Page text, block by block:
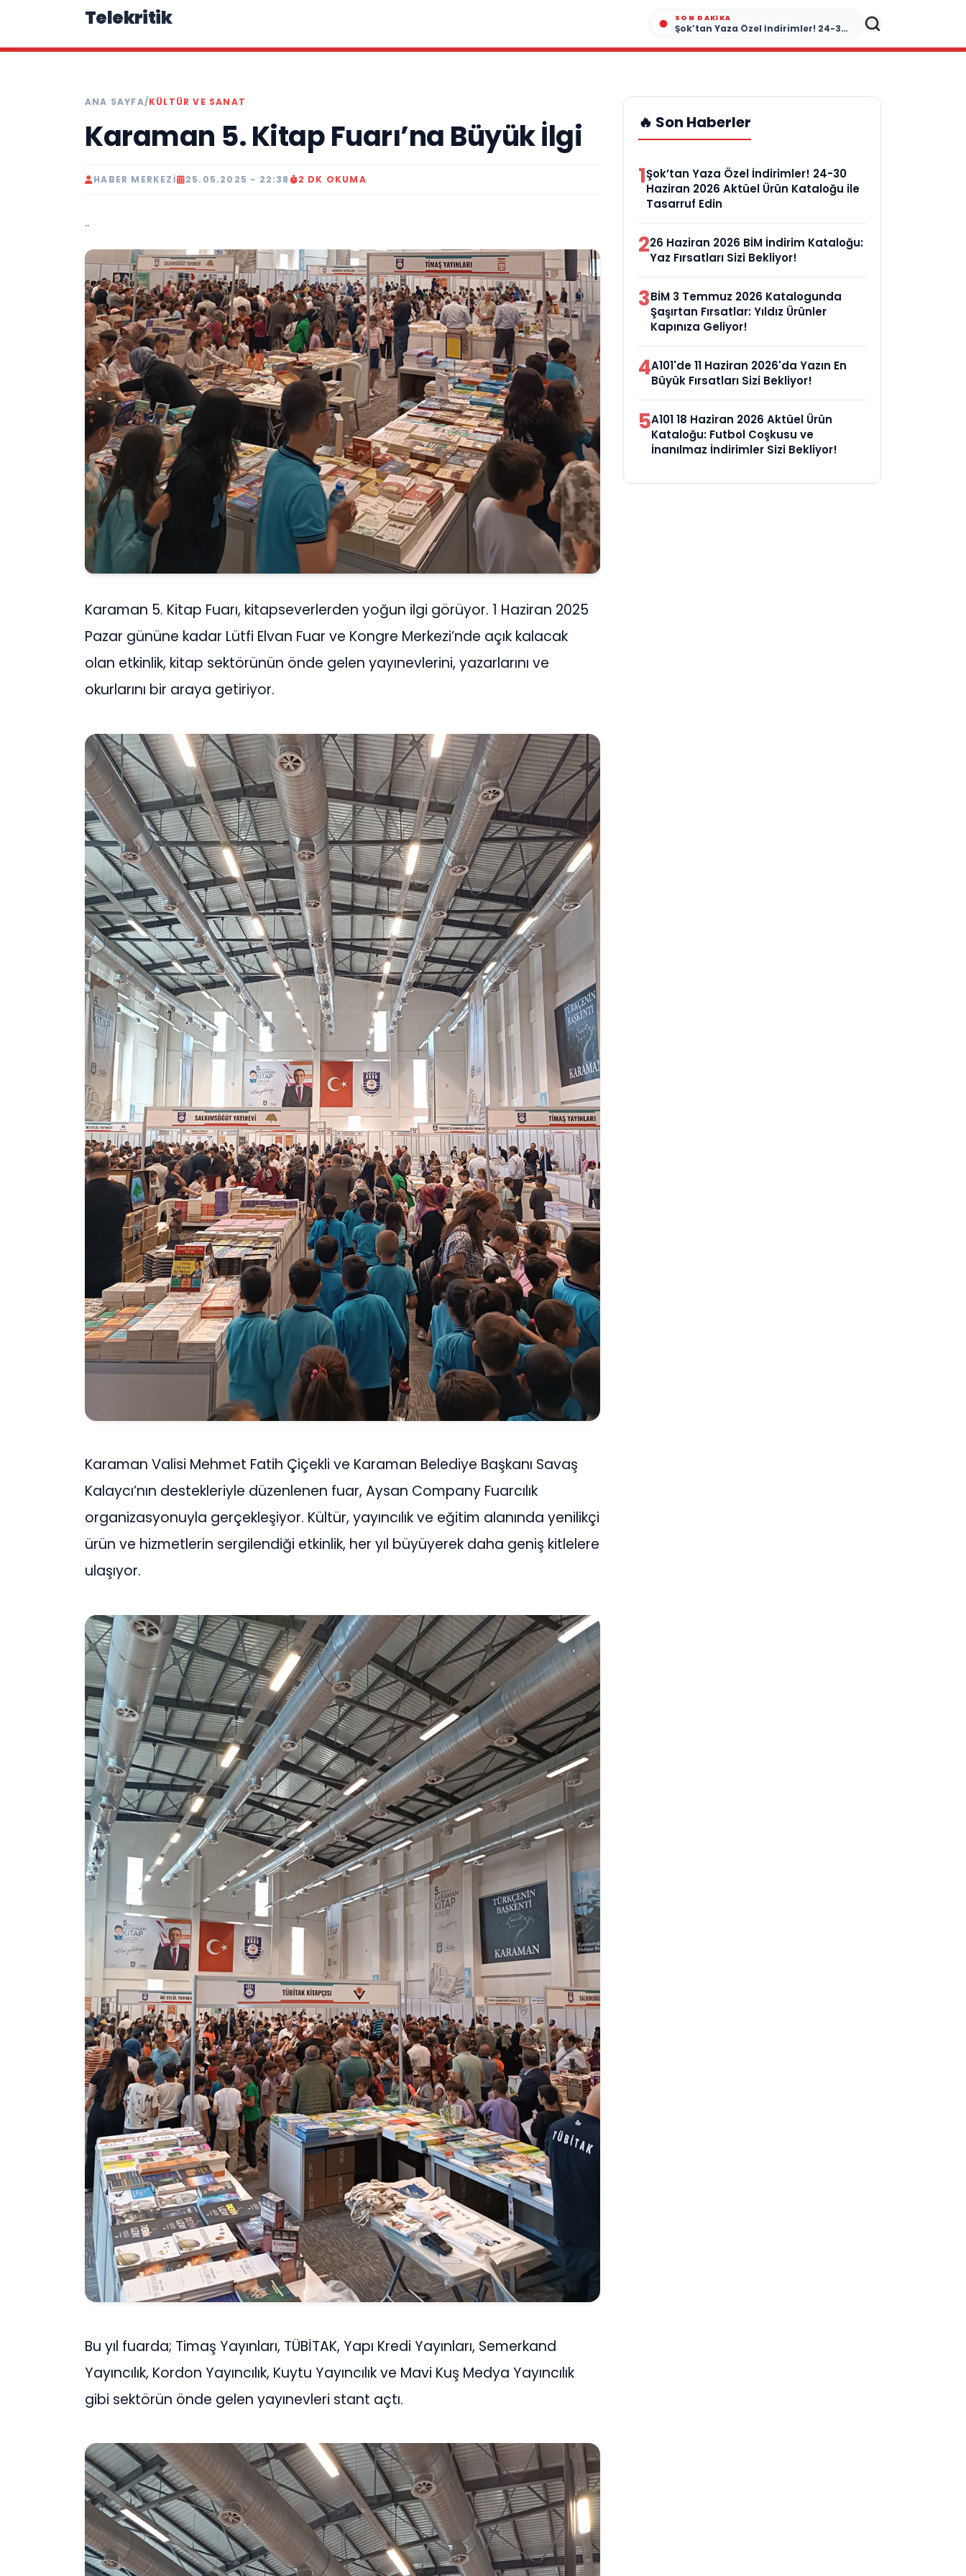
Telekritik SON DAKIKA
Şok’tan Yaza Özel İndirimler! 24-30 Haziran 2026 Aktüel Ürün Kataloğu ile Tasarruf Edin
ANA SAYFA/KÜLTÜR VE SANAT
Karaman 5. Kitap Fuarı’na Büyük İlgi
HABER MERKEZI 25.05.2025 - 22:38 2 DK OKUMA
..
Karaman 5. Kitap Fuarı, kitapseverlerden yoğun ilgi görüyor. 1 Haziran 2025
Pazar gününe kadar Lütfi Elvan Fuar ve Kongre Merkezi’nde açık kalacak
olan etkinlik, kitap sektörünün önde gelen yayınevlerini, yazarlarını ve
okurlarını bir araya getiriyor.
Karaman Valisi Mehmet Fatih Çiçekli ve Karaman Belediye Başkanı Savaş
Kalaycı’nın destekleriyle düzenlenen fuar, Aysan Company Fuarcılık
organizasyonuyla gerçekleşiyor. Kültür, yayıncılık ve eğitim alanında yenilikçi
ürün ve hizmetlerin sergilendiği etkinlik, her yıl büyüyerek daha geniş kitlelere
ulaşıyor.
Bu yıl fuarda; Timaş Yayınları, TÜBİTAK, Yapı Kredi Yayınları, Semerkand
Yayıncılık, Kordon Yayıncılık, Kuytu Yayıncılık ve Mavi Kuş Medya Yayıncılık
gibi sektörün önde gelen yayınevleri stant açtı.
🔥 Son Haberler
1Şok’tan Yaza Özel İndirimler! 24-30
Haziran 2026 Aktüel Ürün Kataloğu ile
Tasarruf Edin
226 Haziran 2026 BİM İndirim Kataloğu:
Yaz Fırsatları Sizi Bekliyor!
3BİM 3 Temmuz 2026 Katalogunda
Şaşırtan Fırsatlar: Yıldız Ürünler
Kapınıza Geliyor!
4A101'de 11 Haziran 2026'da Yazın En
Büyük Fırsatları Sizi Bekliyor!
5A101 18 Haziran 2026 Aktüel Ürün
Kataloğu: Futbol Coşkusu ve
İnanılmaz İndirimler Sizi Bekliyor!